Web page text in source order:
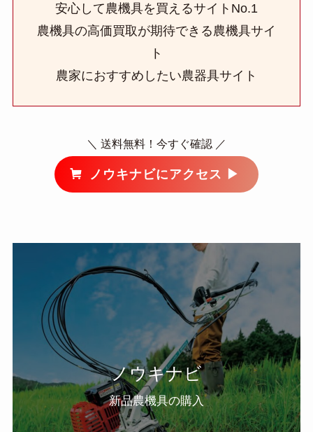
安心して農機具を買えるサイトNo.1
農機具の高価買取が期待できる農機具サイ
ト
農家におすすめしたい農器具サイト
＼ 送料無料！今すぐ確認 ／
ノウキナビにアクセス ▶︎
ノウキナビ
新品農機具の購入